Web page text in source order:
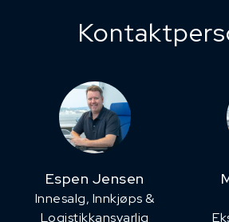
Espen Jensen
Innesalg, ​Innkjøps &
Logistikkansvarlig